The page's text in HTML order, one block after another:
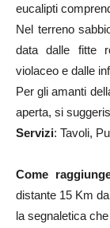
eucalipti
Nel terreno
data dalle fitte
violaceo e dalle
Per gli amanti
aperta, si
Servizi: Tavoli,
Come
distante 15 Km
la segnaletica